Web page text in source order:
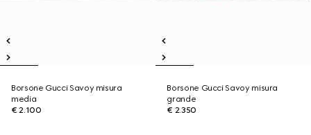
Borsone Gucci Savoy misura
media
€ 2.100
Borsone Gucci Savoy misura
grande
€ 2.350